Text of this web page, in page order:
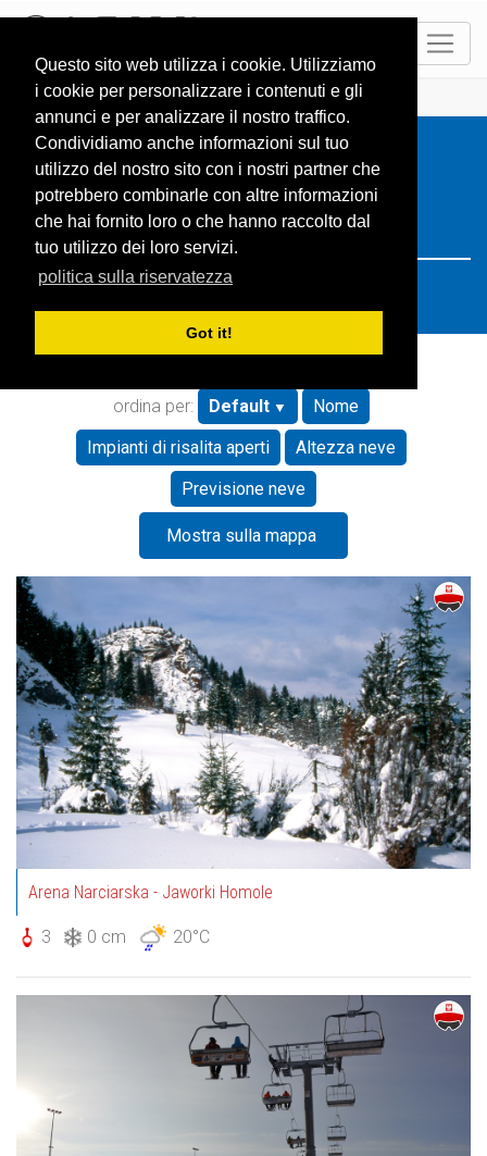
Questo sito web utilizza i cookie. Utilizziamo
i cookie per personalizzare i contenuti e gli
annunci e per analizzare il nostro traffico.
Condividiamo anche informazioni sul tuo
utilizzo del nostro sito con i nostri partner che
potrebbero combinarle con altre informazioni
che hai fornito loro o che hanno raccolto dal
tuo utilizzo dei loro servizi.
politica sulla riservatezza
Got it!
HOME Resorts Search: poland
ordina per: Default
Nome
Impianti di risalita aperti
Altezza neve
Previsione neve
Mostra sulla mappa
Arena Narciarska - Jaworki Homole
3 0 cm 20°C